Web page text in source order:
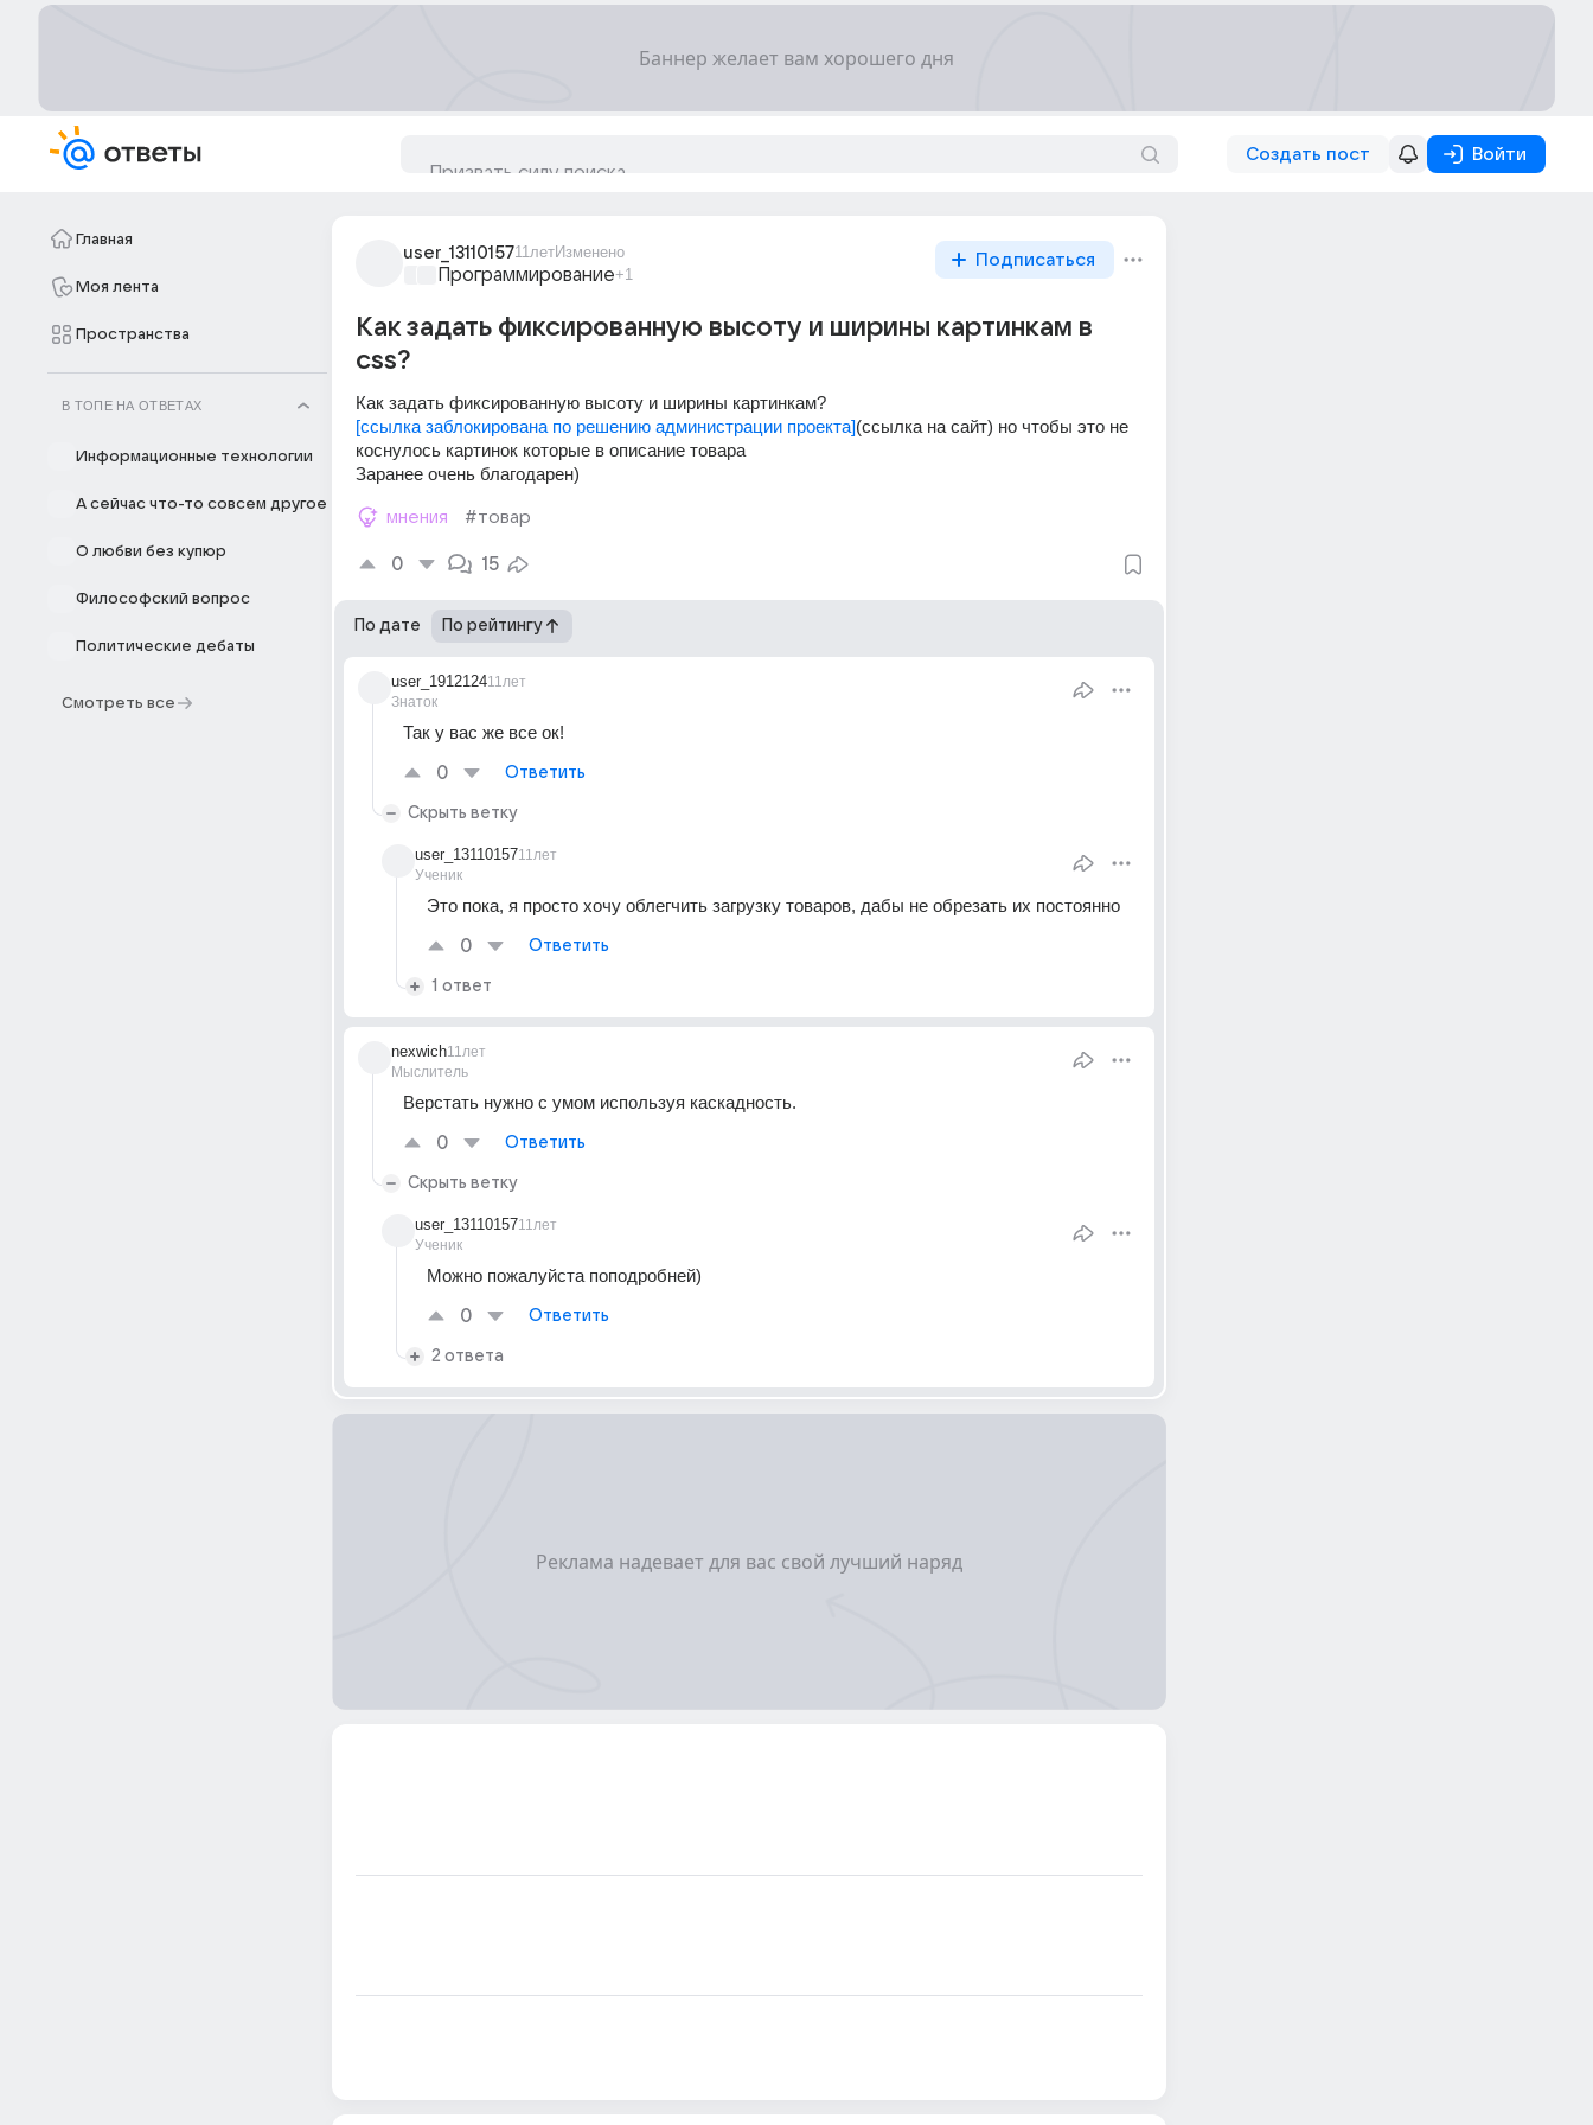
Создать пост Войти
Главная
Моя лента
Пространства
В ТОПЕ НА ОТВЕТАХ
Информационные технологии
А сейчас что-то совсем другое
О любви без купюр
Философский вопрос
Политические дебаты
Смотреть все
user_1311015711летИзменено
Программирование+1
Подписаться
Как задать фиксированную высоту и ширины картинкам в
сss?
Как задать фиксированную высоту и ширины картинкам?
[ссылка заблокирована по решению администрации проекта](ссылка на сайт) но чтобы это не
коснулось картинок которые в описание товара
Заранее очень благодарен)
мнения #товар
0 15
По дате По рейтингу
user_1912124
Знаток
11лет
Так у вас же все ок!
0 Ответить
Скрыть ветку
user_13110157
Ученик
11лет
Это пока, я просто хочу облегчить загрузку товаров, дабы не обрезать их постоянно
0 Ответить
1 ответ
nexwich
Мыслитель
11лет
Верстать нужно с умом используя каскадность.
0 Ответить
Скрыть ветку
user_13110157
Ученик
11лет
Можно пожалуйста поподробней)
0 Ответить
2 ответа